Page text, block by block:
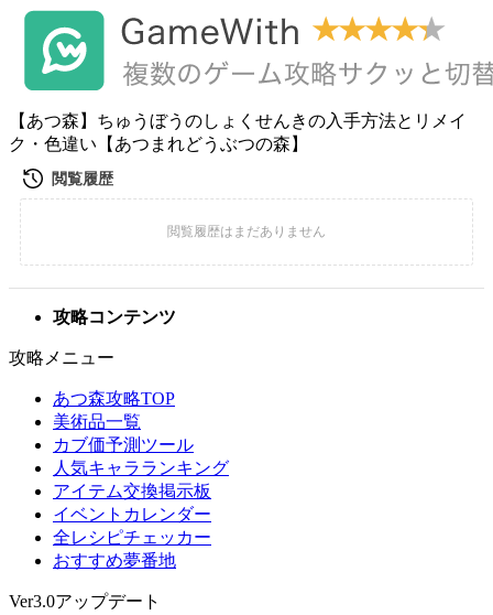
【あつ森】ちゅうぼうのしょくせんきの入手方法とリメイ
ク・色違い【あつまれどうぶつの森】
攻略コンテンツ
攻略メニュー
あつ森攻略TOP
美術品一覧
カブ価予測ツール
人気キャラランキング
アイテム交換掲示板
イベントカレンダー
全レシピチェッカー
おすすめ夢番地
Ver3.0アップデート